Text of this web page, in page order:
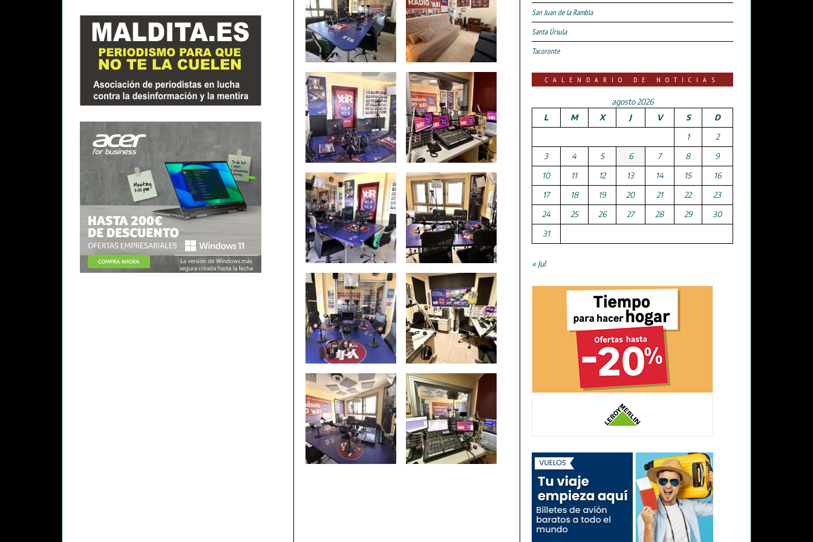
San Juan de la Rambla
Santa Úrsula
Tacoronte
CALENDARIO DE NOTICIAS
agosto 2026
L
M X J V S
D
1
2
3
4 5 6 7 8
9
10
11 12 13 14 15
16
17
18 19 20 21 22
23
24
25 26 27 28 29
30
31
« Jul